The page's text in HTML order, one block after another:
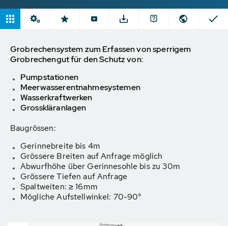
Grobrechensystem zum Erfassen von sperrigem
Grobrechengut für den Schutz von:
Pumpstationen
Meerwasserentnahmesystemen
Wasserkraftwerken
Grosskläranlagen
Baugrössen:
Gerinnebreite bis 4m
Grössere Breiten auf Anfrage möglich
Abwurfhöhe über Gerinnesohle bis zu 30m
Grössere Tiefen auf Anfrage
Spaltweiten: ≥ 16mm
Mögliche Aufstellwinkel: 70-90°